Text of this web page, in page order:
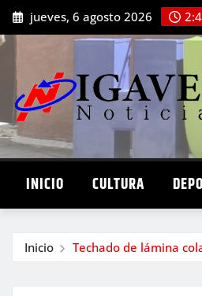
Saltar
al
contenido
jueves, 6 agosto 2026
INICIO CULTURA
Inicio Techado de lámina